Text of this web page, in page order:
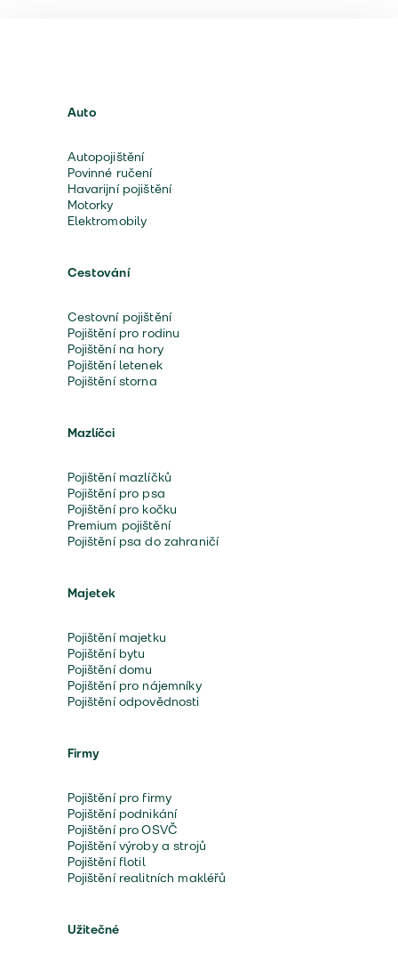
Auto
Autopojištění
Povinné ručení
Havarijní pojištění
Motorky
Elektromobily
Cestování
Cestovní pojištění
Pojištění pro rodinu
Pojištění na hory
Pojištění letenek
Pojištění storna
Mazlíčci
Pojištění mazlíčků
Pojištění pro psa
Pojištění pro kočku
Premium pojištění
Pojištění psa do zahraničí
Majetek
Pojištění majetku
Pojištění bytu
Pojištění domu
Pojištění pro nájemníky
Pojištění odpovědnosti
Firmy
Pojištění pro firmy
Pojištění podnikání
Pojištění pro OSVČ
Pojištění výroby a strojů
Pojištění flotil
Pojištění realitních makléřů
Užitečné